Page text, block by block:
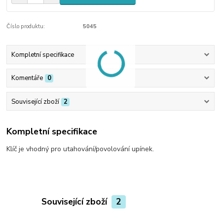
Číslo produktu: 5045
Kompletní specifikace
Komentáře 0
Související zboží 2
Kompletní specifikace
Klíč je vhodný pro utahování/povolování upínek.
Související zboží 2